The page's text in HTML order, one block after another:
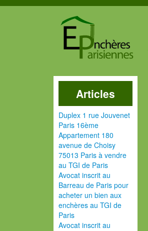
Articles
Duplex 1 rue Jouvenet
Paris 16ème
Appartement 180
avenue de Choisy
75013 Paris à vendre
au TGI de Paris
Avocat inscrit au
Barreau de Paris pour
acheter un bien aux
enchères au TGI de
Paris
Avocat inscrit au